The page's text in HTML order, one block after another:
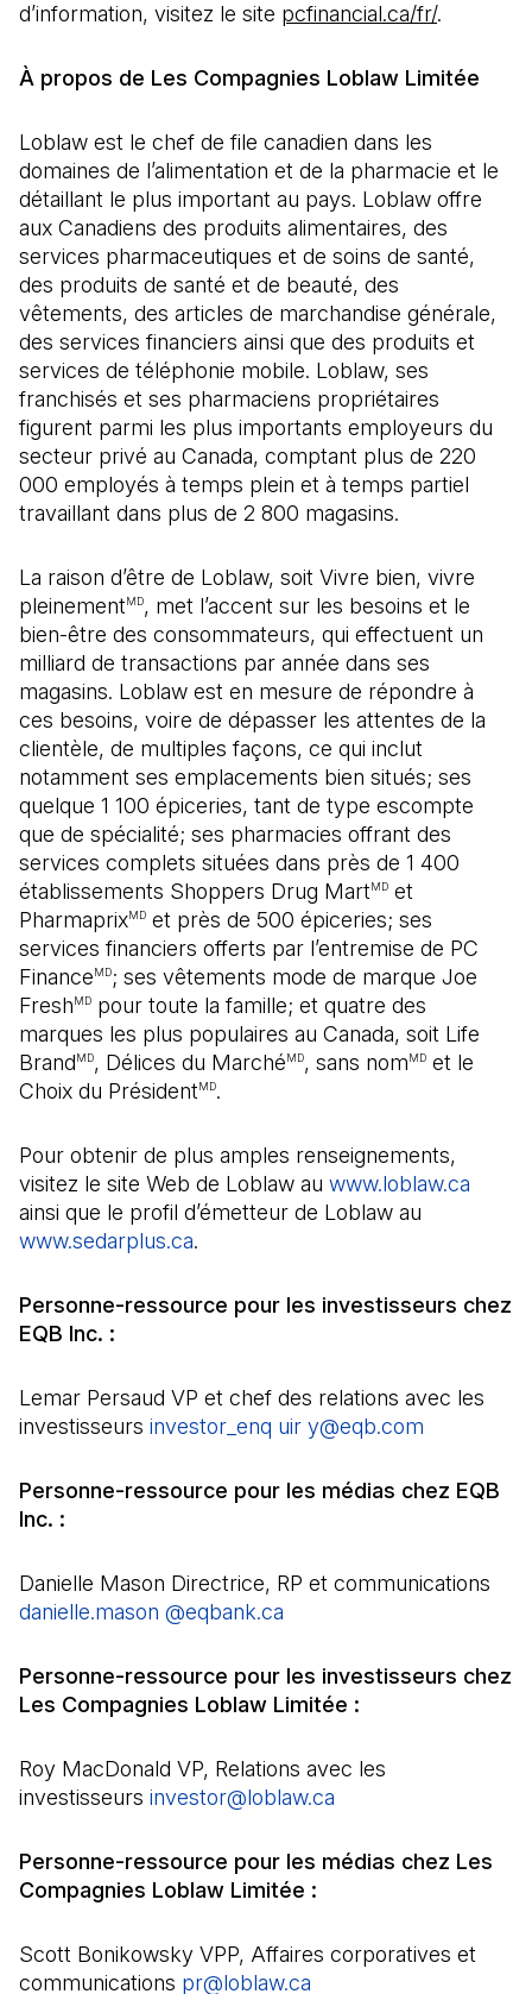
d’information, visitez le site pcfinancial.ca/fr/.
À propos de Les Compagnies Loblaw Limitée
Loblaw est le chef de file canadien dans les
domaines de l’alimentation et de la pharmacie et le
détaillant le plus important au pays. Loblaw offre
aux Canadiens des produits alimentaires, des
services pharmaceutiques et de soins de santé,
des produits de santé et de beauté, des
vêtements, des articles de marchandise générale,
des services financiers ainsi que des produits et
services de téléphonie mobile. Loblaw, ses
franchisés et ses pharmaciens propriétaires
figurent parmi les plus importants employeurs du
secteur privé au Canada, comptant plus de 220
000 employés à temps plein et à temps partiel
travaillant dans plus de 2 800 magasins.
La raison d’être de Loblaw, soit Vivre bien, vivre
pleinementMD, met l’accent sur les besoins et le
bien-être des consommateurs, qui effectuent un
milliard de transactions par année dans ses
magasins. Loblaw est en mesure de répondre à
ces besoins, voire de dépasser les attentes de la
clientèle, de multiples façons, ce qui inclut
notamment ses emplacements bien situés; ses
quelque 1 100 épiceries, tant de type escompte
que de spécialité; ses pharmacies offrant des
services complets situées dans près de 1 400
établissements Shoppers Drug MartMD et
PharmaprixMD et près de 500 épiceries; ses
services financiers offerts par l’entremise de PC
FinanceMD; ses vêtements mode de marque Joe
FreshMD pour toute la famille; et quatre des
marques les plus populaires au Canada, soit Life
BrandMD, Délices du MarchéMD, sans nomMD et le
Choix du PrésidentMD.
Pour obtenir de plus amples renseignements,
visitez le site Web de Loblaw au www.loblaw.ca
ainsi que le profil d’émetteur de Loblaw au
www.sedarplus.ca(Il s'ouvre dans un nouvel onglet)
.
Personne-ressource pour les investisseurs chez
EQB Inc. :
Lemar Persaud VP et chef des relations avec les
investisseurs investor_enq uir y@eqb.com
Personne-ressource pour les médias chez EQB
Inc. :
Danielle Mason Directrice, RP et communications
danielle.mason @eqbank.ca
Personne-ressource pour les investisseurs chez
Les Compagnies Loblaw Limitée :
Roy MacDonald VP, Relations avec les
investisseurs investor@loblaw.ca
Personne-ressource pour les médias chez Les
Compagnies Loblaw Limitée :
Scott Bonikowsky VPP, Affaires corporatives et
communications pr@loblaw.ca